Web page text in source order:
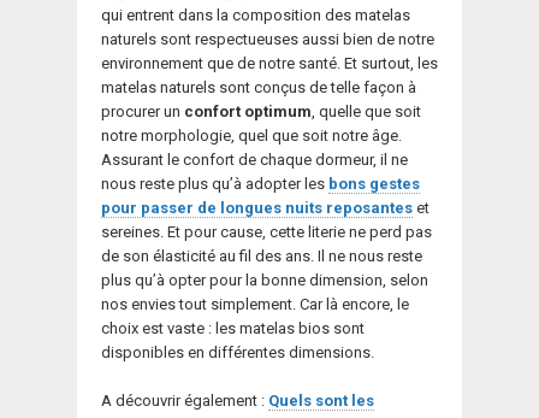
qui entrent dans la composition des matelas
naturels sont respectueuses aussi bien de notre
environnement que de notre santé. Et surtout, les
matelas naturels sont conçus de telle façon à
procurer un confort optimum, quelle que soit
notre morphologie, quel que soit notre âge.
Assurant le confort de chaque dormeur, il ne
nous reste plus qu’à adopter les bons gestes
pour passer de longues nuits reposantes et
sereines. Et pour cause, cette literie ne perd pas
de son élasticité au fil des ans. Il ne nous reste
plus qu’à opter pour la bonne dimension, selon
nos envies tout simplement. Car là encore, le
choix est vaste : les matelas bios sont
disponibles en différentes dimensions.
A découvrir également : Quels sont les